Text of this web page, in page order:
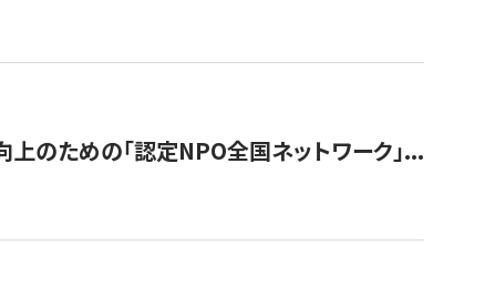
のための「認定NPO全国ネットワーク」...